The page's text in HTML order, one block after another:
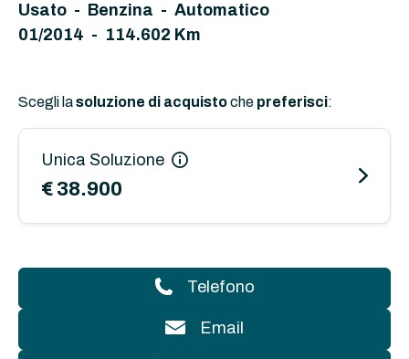
Usato - Benzina - Automatico
01/2014 - 114.602 Km
Scegli lasoluzione di acquistoche preferisci:
Unica Soluzione
€ 38.900
Telefono
Email